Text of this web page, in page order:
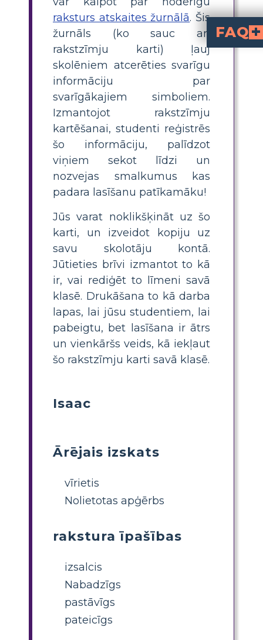
raksturs atskaites žurnālā. Šis
žurnāls (ko sauc arī
rakstzīmju karti) ļauj
skolēniem atcerēties svarīgu
informāciju par
svarīgākajiem simboliem.
Izmantojot rakstzīmju
kartēšanai, studenti reģistrēs
šo informāciju, palīdzot
viņiem sekot līdzi un
nozvejas smalkumus kas
padara lasīšanu patīkamāku!
Jūs varat noklikšķināt uz šo
karti, un izveidot kopiju uz
savu skolotāju kontā.
Jūtieties brīvi izmantot to kā
ir, vai rediģēt to līmeni savā
klasē. Drukāšana to kā darba
lapas, lai jūsu studentiem, lai
pabeigtu, bet lasīšana ir ātrs
un vienkāršs veids, kā iekļaut
šo rakstzīmju karti savā klasē.
Isaac
Ārējais izskats
vīrietis
Nolietotas apģērbs
rakstura īpašības
izsalcis
Nabadzīgs
pastāvīgs
pateicīgs
FAQ